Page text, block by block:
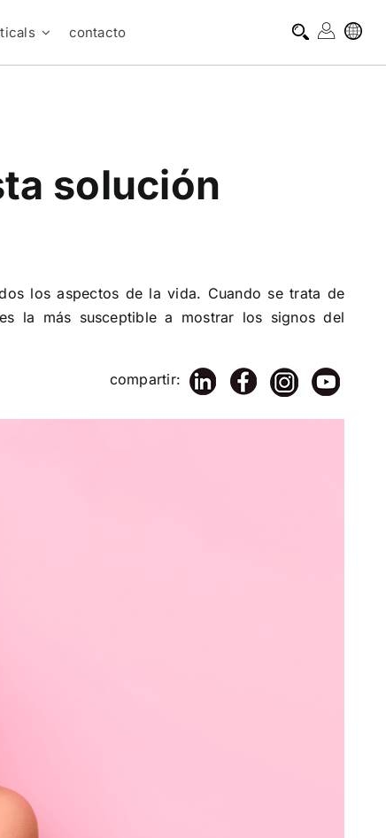
contacto
solución
los aspectos de la vida. Cuando se trata de
la más susceptible a mostrar los signos del
compartir: